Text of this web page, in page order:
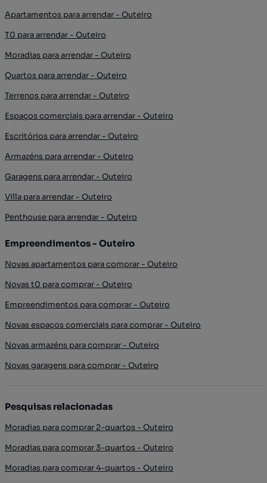
Apartamentos para arrendar - Outeiro
T0 para arrendar - Outeiro
Moradias para arrendar - Outeiro
Quartos para arrendar - Outeiro
Terrenos para arrendar - Outeiro
Espaços comerciais para arrendar - Outeiro
Escritórios para arrendar - Outeiro
Armazéns para arrendar - Outeiro
Garagens para arrendar - Outeiro
Villa para arrendar - Outeiro
Penthouse para arrendar - Outeiro
Empreendimentos - Outeiro
Novas apartamentos para comprar - Outeiro
Novas t0 para comprar - Outeiro
Empreendimentos para comprar - Outeiro
Novas espaços comerciais para comprar - Outeiro
Novas armazéns para comprar - Outeiro
Novas garagens para comprar - Outeiro
Pesquisas relacionadas
Moradias para comprar 2-quartos - Outeiro
Moradias para comprar 3-quartos - Outeiro
Moradias para comprar 4-quartos - Outeiro